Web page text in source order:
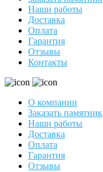
Наши работы
Доставка
Оплата
Гарантия
Отзывы
Контакты
О компании
Заказать памятник
Наши работы
Доставка
Оплата
Гарантия
Отзывы